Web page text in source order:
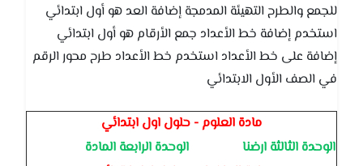
للجمع والطرح التهيئة المدمجة إضافة العد هو أول ابتدائي
استخدم إضافة خط الأعداد جمع الأرقام هو أول ابتدائي
إضافة على خط الأعداد استخدم خط الأعداد طرح محور الرقم
في الصف الأول الابتدائي
مادة العلوم - حلول اول ابتدائي
الوحدة الثالثة ارضنا
الوحدة الرابعة المادة